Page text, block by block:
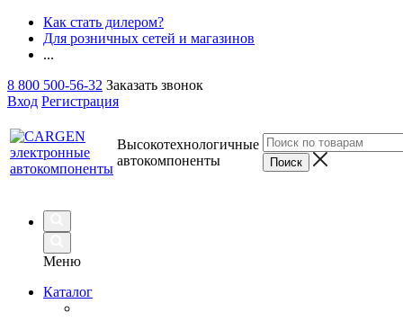
Как стать дилером?
Для розничных сетей и магазинов
...
8 800 500-56-32 Заказать звонок
Вход Регистрация
Высокотехнологичные
автокомпоненты
Меню
Каталог